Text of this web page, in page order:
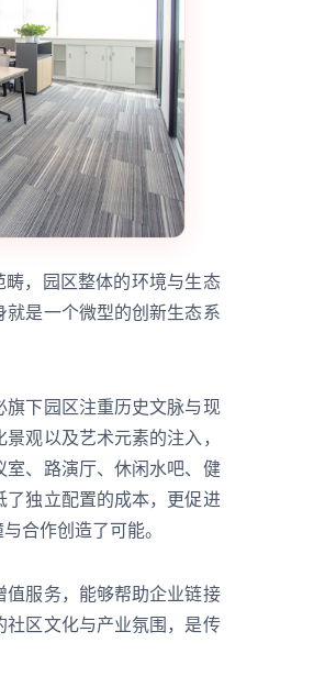
，园区整体的环境与生态
是一个微型的创新生态系
下园区注重历史文脉与现
观以及艺术元素的注入，
、路演厅、休闲水吧、健
独立配置的成本，更促进
合作创造了可能。
服务，能够帮助企业链接
区文化与产业氛围，是传